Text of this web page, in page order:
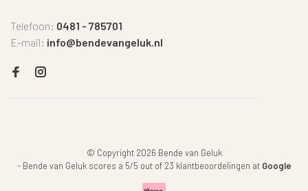
Telefoon: 0481 - 785701
E-mail: info@bendevangeluk.nl
© Copyright 2026 Bende van Geluk
- Bende van Geluk scores a 5/5 out of 23 klantbeoordelingen at Google